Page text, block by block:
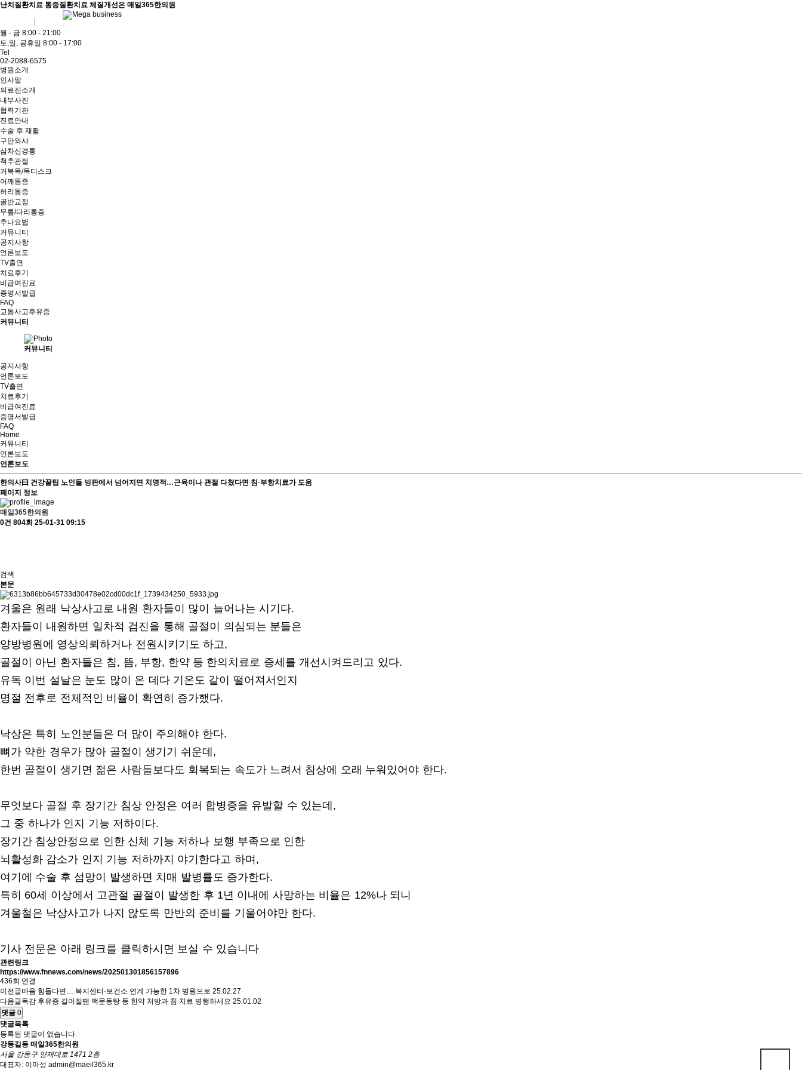
난치질환치료 통증질환치료 체질개선은 매일365한의원
월 - 금 8:00 - 21:00
토,일, 공휴일 8:00 - 17:00
Tel
02-2088-6575
병원소개
인사말
의료진소개
내부사진
협력기관
진료안내
수술 후 재활
구안와사
삼차신경통
척추관절
거북목/목디스크
어깨통증
허리통증
골반교정
무릎/다리통증
추나요법
커뮤니티
공지사항
언론보도
TV출연
치료후기
비급여진료
증명서발급
FAQ
교통사고후유증
커뮤니티
커뮤니티
공지사항
언론보도
TV출연
치료후기
비급여진료
증명서발급
FAQ
Home
커뮤니티
언론보도
언론보도
한의사曰 건강꿀팁 노인들 빙판에서 넘어지면 치명적…근육이나 관절 다쳤다면 침·부항치료가 도움
페이지 정보
매일365한의원
0건 804회 25-01-31 09:15
검색
본문
겨울은 원래 낙상사고로 내원 환자들이 많이 늘어나는 시기다.
환자들이 내원하면 일차적 검진을 통해 골절이 의심되는 분들은
양방병원에 영상의뢰하거나 전원시키기도 하고,
골절이 아닌 환자들은 침, 뜸, 부항, 한약 등 한의치료로 증세를 개선시켜드리고 있다.
유독 이번 설날은 눈도 많이 온 데다 기온도 같이 떨어져서인지
명절 전후로 전체적인 비율이 확연히 증가했다.
낙상은 특히 노인분들은 더 많이 주의해야 한다.
뼈가 약한 경우가 많아 골절이 생기기 쉬운데,
한번 골절이 생기면 젊은 사람들보다도 회복되는 속도가 느려서 침상에 오래 누워있어야 한다.
무엇보다 골절 후 장기간 침상 안정은 여러 합병증을 유발할 수 있는데,
그 중 하나가 인지 기능 저하이다.
장기간 침상안정으로 인한 신체 기능 저하나 보행 부족으로 인한
뇌활성화 감소가 인지 기능 저하까지 야기한다고 하며,
여기에 수술 후 섬망이 발생하면 치매 발병률도 증가한다.
특히 60세 이상에서 고관절 골절이 발생한 후 1년 이내에 사망하는 비율은 12%나 되니
겨울철은 낙상사고가 나지 않도록 만반의 준비를 기울어야만 한다.
기사 전문은 아래 링크를 클릭하시면 보실 수 있습니다
관련링크
https://www.fnnews.com/news/202501301856157896
436회 연결
이전글마음 힘들다면… 복지센터·보건소 연계 가능한 1차 병원으로 25.02.27
다음글독감 후유증 길어질땐 맥문동탕 등 한약 처방과 침 치료 병행하세요 25.01.02
댓글 0
댓글목록
등록된 댓글이 없습니다.
강동길동 매일365한의원
서울 강동구 양재대로 1471 2층
대표자: 이마성 admin@maeil365.kr